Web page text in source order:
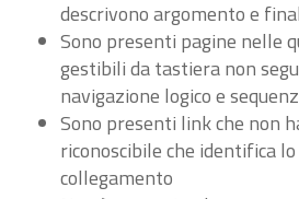
descrivono argomento e
Sono presenti pagine nelle
gestibili da tastiera non
navigazione logico e
Sono presenti link che non
riconoscibile che identifica lo
collegamento